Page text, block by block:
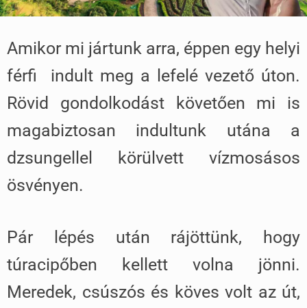
Amikor mi jártunk arra, éppen egy helyi
férfi indult meg a lefelé vezető úton.
Rövid gondolkodást követően mi is
magabiztosan indultunk utána a
dzsungellel körülvett vízmosásos
ösvényen.
Pár lépés után rájöttünk, hogy
túracipőben kellett volna jönni.
Meredek, csúszós és köves volt az út,